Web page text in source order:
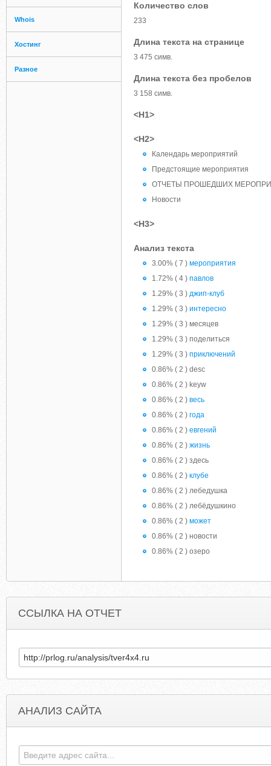
Whois
Хостинг
Разное
Количество слов
233
Длина текста на странице
3 475 симв.
Длина текста без пробелов
3 158 симв.
<H1>
<H2>
Календарь мероприятий
Предстоящие мероприятия
ОТЧЕТЫ ПРОШЕДШИХ
Новости
<H3>
Анализ текста
3.00% ( 7 ) мероприятия
1.72% ( 4 ) павлов
1.29% ( 3 ) джип-клуб
1.29% ( 3 ) интересно
1.29% ( 3 ) месяцев
1.29% ( 3 ) поделиться
1.29% ( 3 ) приключений
0.86% ( 2 ) desc
0.86% ( 2 ) keyw
0.86% ( 2 ) весь
0.86% ( 2 ) года
0.86% ( 2 ) евгений
0.86% ( 2 ) жизнь
0.86% ( 2 ) здесь
0.86% ( 2 ) клубе
0.86% ( 2 ) лебедушка
0.86% ( 2 ) лебёдушкино
0.86% ( 2 ) может
0.86% ( 2 ) новости
0.86% ( 2 ) озеро
ССЫЛКА НА ОТЧЕТ
АНАЛИЗ САЙТА